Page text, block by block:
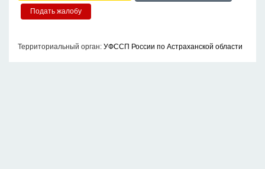
Территориальный орган: УФССП России по Астраханской области